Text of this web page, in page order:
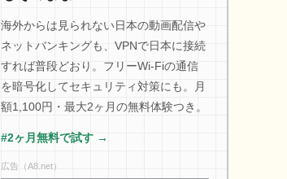
海外からは見られない日本の動画配信や
ネットバンキングも、VPNで日本に接続
すれば普段どおり。フリーWi-Fiの通信
を暗号化してセキュリティ対策にも。月
額1,100円・最大2ヶ月の無料体験つき。
#2ヶ月無料で試す →
広告（A8.net）